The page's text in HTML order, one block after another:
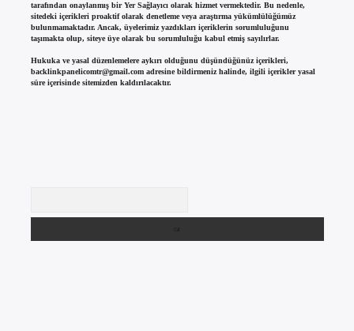
tarafından onaylanmış bir Yer Sağlayıcı olarak hizmet vermektedir. Bu nedenle,
sitedeki içerikleri proaktif olarak denetleme veya araştırma yükümlülüğümüz
bulunmamaktadır. Ancak, üyelerimiz yazdıkları içeriklerin sorumluluğunu
taşımakta olup, siteye üye olarak bu sorumluluğu kabul etmiş sayılırlar.
Hukuka ve yasal düzenlemelere aykırı olduğunu düşündüğünüz içerikleri,
backlinkpanelicomtr@gmail.comadresine bildirmeniz halinde, ilgili içerikler yasal
süre içerisinde sitemizden kaldırılacaktır.